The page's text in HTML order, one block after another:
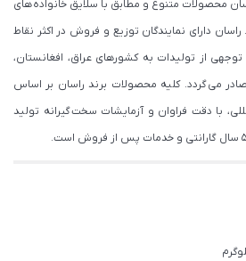
محصولات متنوع و مطابق با سلایق خانواده های
دارای نمایندگان توزیع و فروش در اکثر نقاط
از تولیدات به کشورهای عراق، افغانستان،
حوزه خلیج فارس و حوزه CIS صادر می گردد. کلیه محصولات برند راسان بر اساس
با دقت فراوان و آزمایشات سخت گیرانه تولید